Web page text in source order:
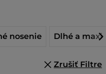
nosenie Dlhé a maxi
Zrušiť Filtre